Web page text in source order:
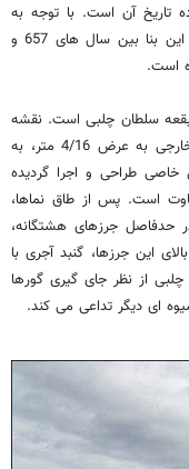
تاریخ آن است. با توجه به
متن باقی مانده از این کتیبه، می‌توان دریافت که این بنا بین سال های 657 و
سلطان چلبی است. نقشه
این بنا، هشت ضلعی است وهر ضلع آن ازنمای خارجی به عرض 4/16 متر، به
با زیبایی خاصی طراحی و اجرا گردیده
است. پس از طاق نماها،
حدفاصل جرزهای هشتگانه،
این جرزها، گنبد آجری با
از نظر جای گیری گورها
ای دیگر تداعی می کند.